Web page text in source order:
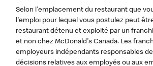
Selon l'emplacement du restaurant que
l'emploi pour lequel vous postulez peut
restaurant détenu et exploité par un
et non chez McDonald's Canada. Les
employeurs indépendants responsables
décisions relatives aux employés ou aux